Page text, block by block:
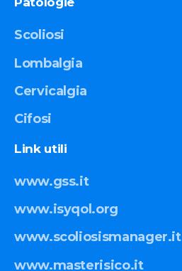
Scoliosi
Lombalgia
Cervicalgia
Cifosi
Link utili
www.gss.it
www.isyqol.org
www.scoliosismanager.it
www.masterisico.it